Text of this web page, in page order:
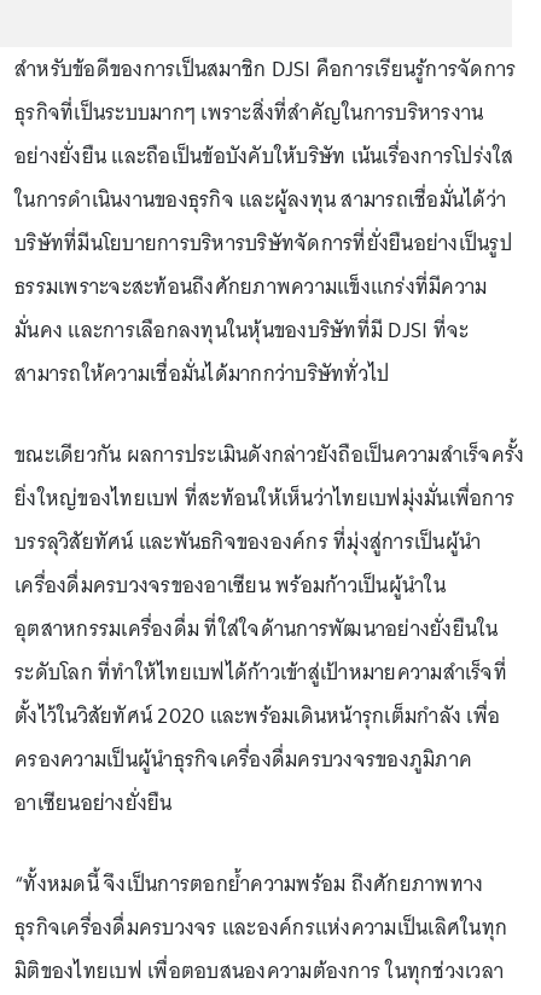
สำหรับข้อดีของการเป็นสมาชิก DJSI คือการเรียนรู้การจัดการ
ธุรกิจที่เป็นระบบมากๆ เพราะสิ่งที่สำคัญในการบริหารงาน
อย่างยั่งยืน และถือเป็นข้อบังคับให้บริษัท เน้นเรื่องการโปร่งใส
ในการดำเนินงานของธุรกิจ และผู้ลงทุน สามารถเชื่อมั่นได้ว่า
บริษัทที่มีนโยบายการบริหารบริษัทจัดการที่ยั่งยืนอย่างเป็นรูป
ธรรมเพราะจะสะท้อนถึงศักยภาพความแข็งแกร่งที่มีความ
มั่นคง และการเลือกลงทุนในหุ้นของบริษัทที่มี DJSI ที่จะ
สามารถให้ความเชื่อมั่นได้มากกว่าบริษัททั่วไป
ขณะเดียวกัน ผลการประเมินดังกล่าวยังถือเป็นความสำเร็จครั้ง
ยิ่งใหญ่ของไทยเบฟ ที่สะท้อนให้เห็นว่าไทยเบฟมุ่งมั่นเพื่อการ
บรรลุวิสัยทัศน์ และพันธกิจขององค์กร ที่มุ่งสู่การเป็นผู้นํา
เครื่องดื่มครบวงจรของอาเซียน พร้อมก้าวเป็นผู้นําใน
อุตสาหกรรมเครื่องดื่ม ที่ใส่ใจด้านการพัฒนาอย่างยั่งยืนใน
ระดับโลก ที่ทำให้ไทยเบฟได้ก้าวเข้าสู่เป้าหมายความสำเร็จที่
ตั้งไว้ในวิสัยทัศน์ 2020 และพร้อมเดินหน้ารุกเต็มกําลัง เพื่อ
ครองความเป็นผู้นําธุรกิจเครื่องดื่มครบวงจรของภูมิภาค
อาเซียนอย่างยั่งยืน
“ทั้งหมดนี้ จึงเป็นการตอกยํ้าความพร้อม ถึงศักยภาพทาง
ธุรกิจเครื่องดื่มครบวงจร และองค์กรแห่งความเป็นเลิศในทุก
มิติของไทยเบฟ เพื่อตอบสนองความต้องการ ในทุกช่วงเวลา